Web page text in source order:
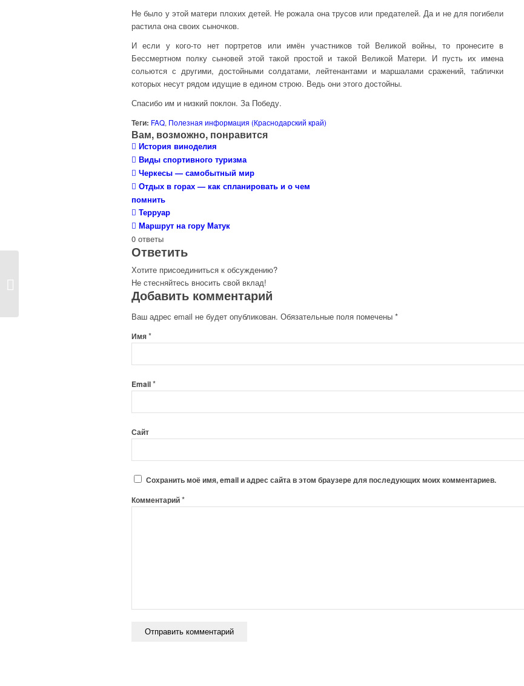
Не было у этой матери плохих детей. Не рожала она трусов или предателей. Да и не для погибели
растила она своих сыночков.
И если у кого-то нет портретов или имён участников той Великой войны, то пронесите в
Бессмертном полку сыновей этой такой простой и такой Великой Матери. И пусть их имена
сольются с другими, достойными солдатами, лейтенантами и маршалами сражений, таблички
которых несут рядом идущие в едином строю. Ведь они этого достойны.
Спасибо им и низкий поклон. За Победу.
Теги: FAQ, Полезная информация (Краснодарский край)
Вам, возможно, понравится
История виноделия
Виды спортивного туризма
Черкесы — самобытный мир
Отдых в горах — как спланировать и о чем
помнить
Терруар
Маршрут на гору Матук
0 ответы
Ответить
Хотите присоединиться к обсуждению?
Не стесняйтесь вносить свой вклад!
Добавить комментарий
Ваш адрес email не будет опубликован. Обязательные поля помечены *
Имя*
Email*
Сайт
Сохранить моё имя, email и адрес сайта в этом браузере для последующих моих комментариев.
Комментарий*